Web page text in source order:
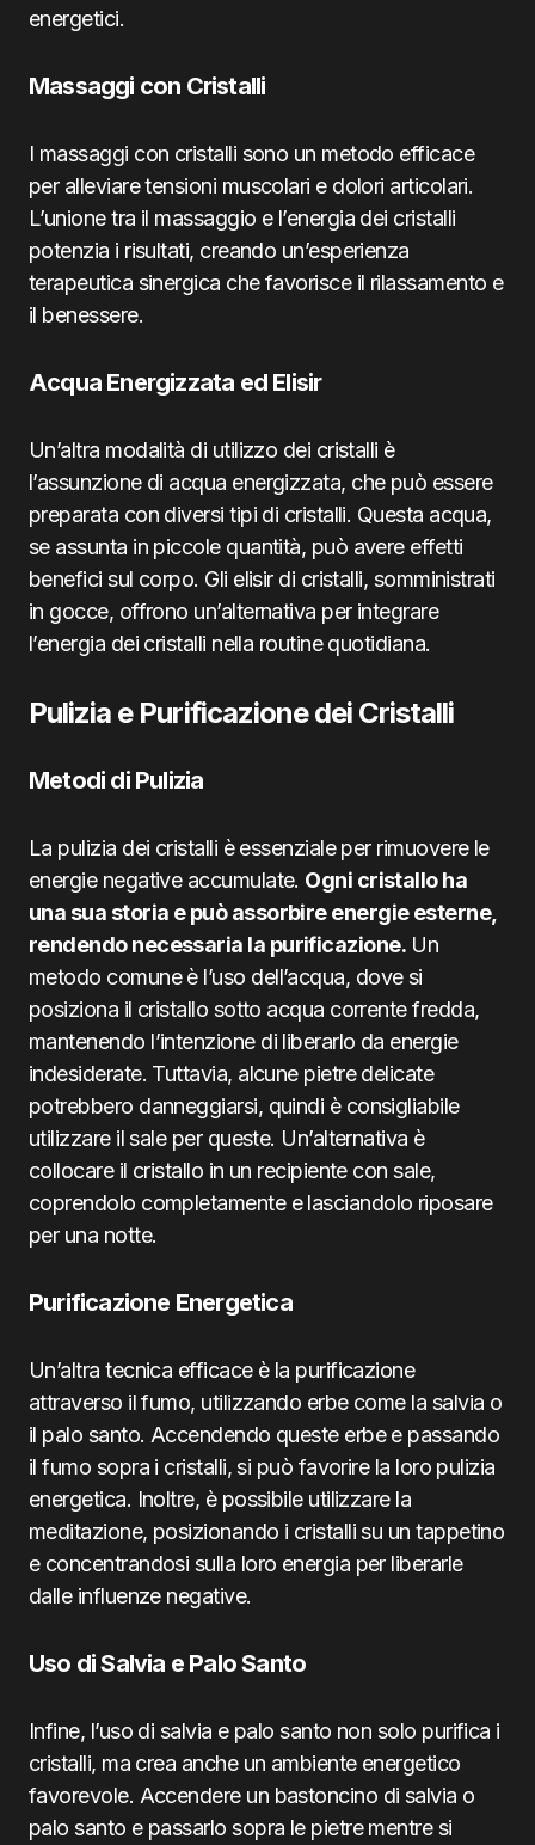
energetici.
Massaggi con Cristalli
I massaggi con cristalli sono un metodo efficace
per alleviare tensioni muscolari e dolori articolari.
L’unione tra il massaggio e l’energia dei cristalli
potenzia i risultati, creando un’esperienza
terapeutica sinergica che favorisce il rilassamento e
il benessere.
Acqua Energizzata ed Elisir
Un’altra modalità di utilizzo dei cristalli è
l’assunzione di acqua energizzata, che può essere
preparata con diversi tipi di cristalli. Questa acqua,
se assunta in piccole quantità, può avere effetti
benefici sul corpo. Gli elisir di cristalli, somministrati
in gocce, offrono un’alternativa per integrare
l’energia dei cristalli nella routine quotidiana.
Pulizia e Purificazione dei Cristalli
Metodi di Pulizia
La pulizia dei cristalli è essenziale per rimuovere le
energie negative accumulate. Ogni cristallo ha
una sua storia e può assorbire energie esterne,
rendendo necessaria la purificazione. Un
metodo comune è l’uso dell’acqua, dove si
posiziona il cristallo sotto acqua corrente fredda,
mantenendo l’intenzione di liberarlo da energie
indesiderate. Tuttavia, alcune pietre delicate
potrebbero danneggiarsi, quindi è consigliabile
utilizzare il sale per queste. Un’alternativa è
collocare il cristallo in un recipiente con sale,
coprendolo completamente e lasciandolo riposare
per una notte.
Purificazione Energetica
Un’altra tecnica efficace è la purificazione
attraverso il fumo, utilizzando erbe come la salvia o
il palo santo. Accendendo queste erbe e passando
il fumo sopra i cristalli, si può favorire la loro pulizia
energetica. Inoltre, è possibile utilizzare la
meditazione, posizionando i cristalli su un tappetino
e concentrandosi sulla loro energia per liberarle
dalle influenze negative.
Uso di Salvia e Palo Santo
Infine, l’uso di salvia e palo santo non solo purifica i
cristalli, ma crea anche un ambiente energetico
favorevole. Accendere un bastoncino di salvia o
palo santo e passarlo sopra le pietre mentre si